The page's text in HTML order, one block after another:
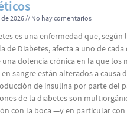
2026 No hay comentarios
es una enfermedad que, según
de Diabetes, afecta a uno de cada
dolencia crónica en la que los
en sangre están alterados a causa
de insulina por parte del
de la diabetes son
con la boca —y en particular